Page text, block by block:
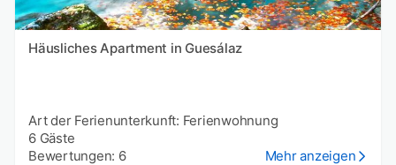
Häusliches Apartment in Guesálaz
Art der Ferienunterkunft: Ferienwohnung
6 Gäste
Bewertungen: 6
Mehr anzeigen